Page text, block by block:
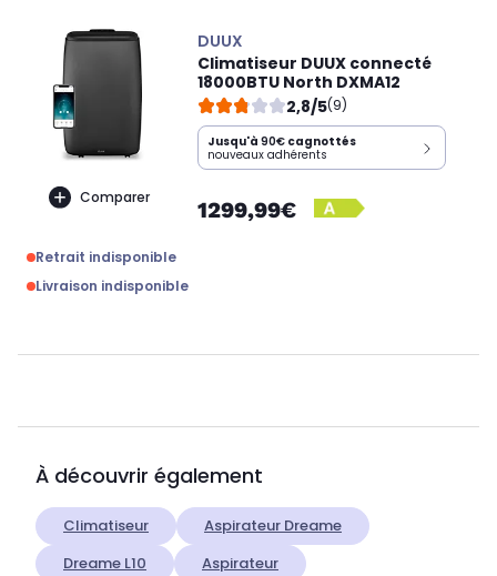
Comparer
DUUX
Climatiseur DUUX connecté
18000BTU North DXMA12
2,8/5(9)
Jusqu'à 90€ cagnottés
nouveaux adhérents
1299,99€
Retrait indisponible
Livraison indisponible
À découvrir également
Climatiseur
Aspirateur Dreame
Dreame L10
Aspirateur